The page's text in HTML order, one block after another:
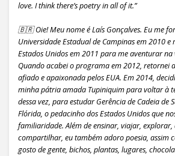
love. I think there’s poetry in all of it.”
🇧🇷 Oie! Meu nome é Laís Gonçalves. Eu me
Universidade Estadual de Campinas em 2010 e
Estados Unidos em 2011 para me aventurar na
Quando acabei o programa em 2012, retornei
afiado e apaixonada pelos EUA. Em 2014,
minha pátria amada Tupiniquim para voltar à
dessa vez, para estudar Gerência de Cadeia de
Flórida, o pedacinho dos Estados Unidos que
familiaridade. Além de ensinar, viajar, explorar,
compartilhar, eu também adoro poesia, assim
gosto de gente, bichos, plantas, lugares,